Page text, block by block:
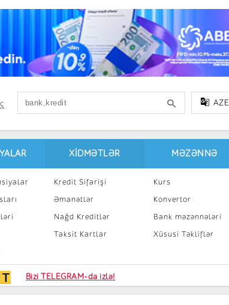
AZE
XIDMƏTLƏR
Kredit Sifarişi
Əmanətlər
Nağd Kreditlər
Taksit Kartlar
Kart sifarişi
MƏZƏNNƏ
Kurs
Konvertor
Bank məzənnələri
Xüsusi Təkliflər
Bizi TELEGRAM-da izlə!